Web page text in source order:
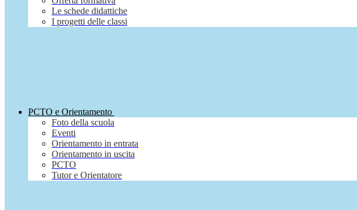
Le schede didattiche
I progetti delle classi
PCTO e Orientamento
Foto della scuola
Eventi
Orientamento in entrata
Orientamento in uscita
PCTO
Tutor e Orientatore